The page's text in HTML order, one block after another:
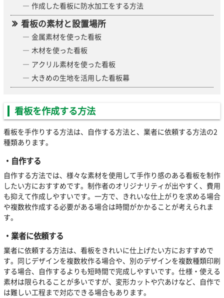
作成した看板に防水加工をする方法
看板の素材と設置場所
金属素材を使った看板
木材を使った看板
アクリル素材を使った看板
大きめの生地を活用した看板幕
看板を作成する方法
看板を手作りする方法は、自作する方法と、業者に依頼する方法の2
種類あります。
・自作する
自作する方法では、様々な素材を使用して手作り感のある看板を制作
したい方におすすめです。制作者のオリジナリティが出やすく、費用
も抑えて作成しやすいです。一方で、きれいな仕上がりを求める場合
や複数枚作成する必要がある場合は時間がかかることが考えられま
す。
・業者に依頼する
業者に依頼する方法は、看板をきれいに仕上げたい方におすすめで
す。同じデザインを複数枚作る場合や、別のデザインを複数種類印刷
する場合、自作するよりも短時間で完成しやすいです。仕様・使える
素材は限られることが多いですが、変形カットや穴あけなど、自作で
は難しい工程まで対応できる場合もあります。